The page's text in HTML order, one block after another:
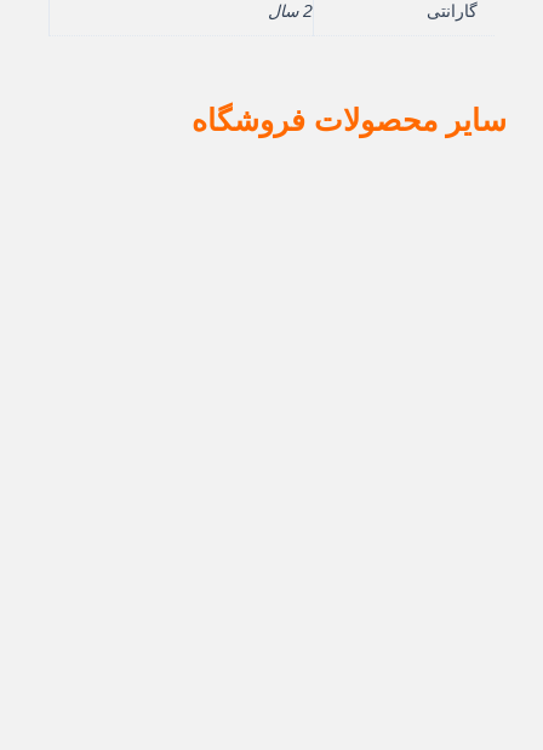
گارانتی 2 سال
سایر محصولات فروشگاه